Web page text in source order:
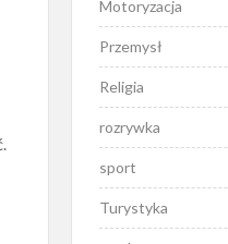
Motoryzacja
Przemysł
Religia
rozrywka
sport
Turystyka